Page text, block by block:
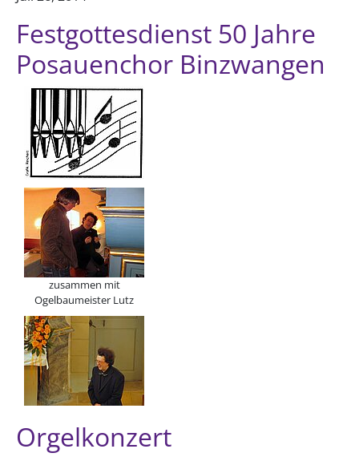
Festgottesdienst 50 Jahre
Posauenchor Binzwangen
zusammen mit
Ogelbaumeister Lutz
Orgelkonzert